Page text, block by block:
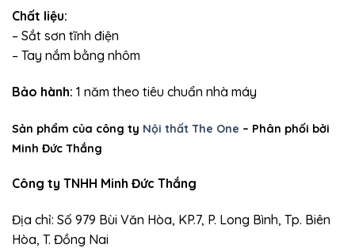
Chất liệu:
– Sắt sơn tĩnh điện
– Tay nắm bằng nhôm
Bảo hành: 1 năm theo tiêu chuẩn nhà máy
Sản phẩm của công ty Nội thất The One – Phân phối bởi
Minh Đức Thắng
Công ty TNHH Minh Đức Thắng
Địa chỉ: Số 979 Bùi Văn Hòa, KP.7, P. Long Bình, Tp. Biên
Hòa, T. Đồng Nai